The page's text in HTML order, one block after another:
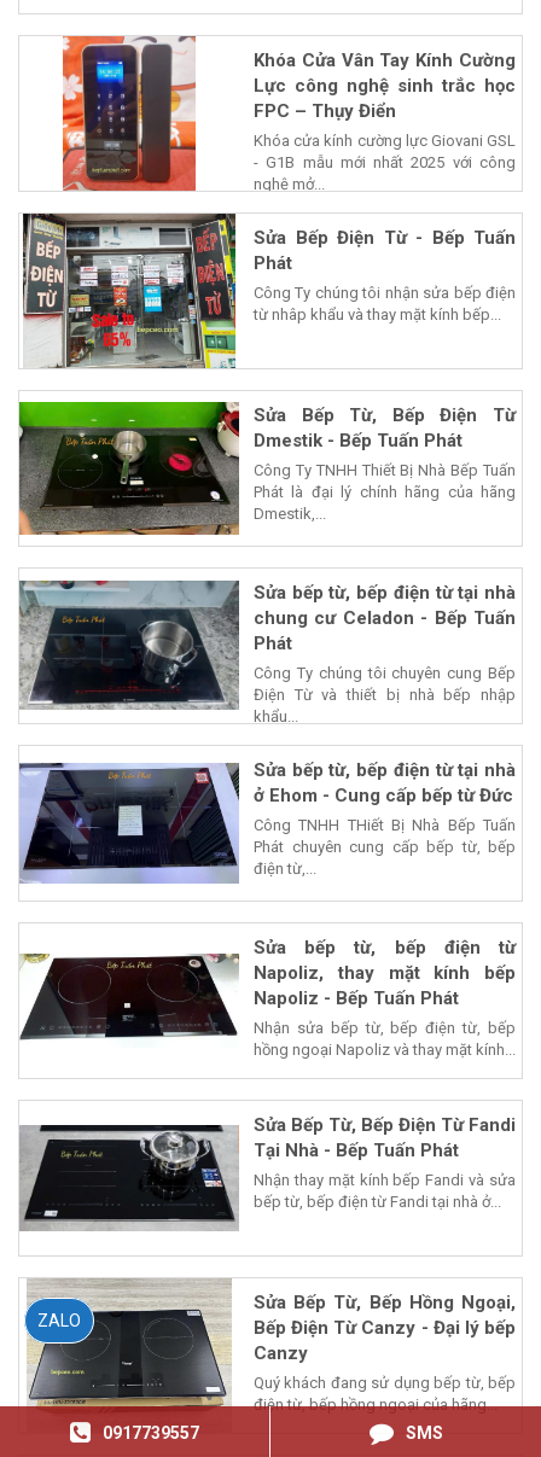
Khóa Cửa Vân Tay Kính Cường
Lực công nghệ sinh trắc học
FPC – Thụy Điển
Khóa cửa kính cường lực Giovani GSL
- G1B mẫu mới nhất 2025 với công
nghệ mở...
Sửa Bếp Điện Từ - Bếp Tuấn
Phát
Công Ty chúng tôi nhận sửa bếp điện
từ nhâp khẩu và thay mặt kính bếp...
Sửa Bếp Từ, Bếp Điện Từ
Dmestik - Bếp Tuấn Phát
Công Ty TNHH Thiết Bị Nhà Bếp Tuấn
Phát là đại lý chính hãng của hãng
Dmestik,...
Sửa bếp từ, bếp điện từ tại nhà
chung cư Celadon - Bếp Tuấn
Phát
Công Ty chúng tôi chuyên cung Bếp
Điện Từ và thiết bị nhà bếp nhập
khẩu...
Sửa bếp từ, bếp điện từ tại nhà
ở Ehom - Cung cấp bếp từ Đức
Công TNHH THiết Bị Nhà Bếp Tuấn
Phát chuyên cung cấp bếp từ, bếp
điện từ,...
Sửa bếp từ, bếp điện từ
Napoliz, thay mặt kính bếp
Napoliz - Bếp Tuấn Phát
Nhận sửa bếp từ, bếp điện từ, bếp
hồng ngoại Napoliz và thay mặt kính...
Sửa Bếp Từ, Bếp Điện Từ Fandi
Tại Nhà - Bếp Tuấn Phát
Nhận thay mặt kính bếp Fandi và sửa
bếp từ, bếp điện từ Fandi tại nhà ở...
Sửa Bếp Từ, Bếp Hồng Ngoại,
Bếp Điện Từ Canzy - Đại lý bếp
Canzy
Quý khách đang sử dụng bếp từ, bếp
0917739557 SMS
ZALO